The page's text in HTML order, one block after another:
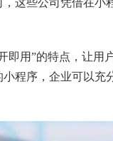
这些公司凭借在
即用”的特点，让
程序，企业可以